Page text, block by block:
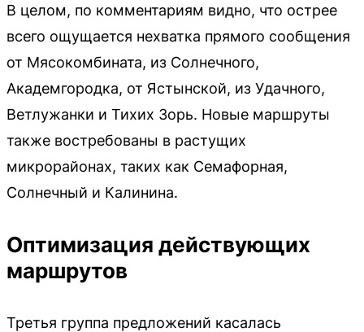
В целом, по комментариям видно, что острее
всего ощущается нехватка прямого сообщения
от Мясокомбината, из Солнечного,
Академгородка, от Ястынской, из Удачного,
Ветлужанки и Тихих Зорь. Новые маршруты
также востребованы в растущих
микрорайонах, таких как Семафорная,
Солнечный и Калинина.
Оптимизация действующих
маршрутов
Третья группа предложений касалась